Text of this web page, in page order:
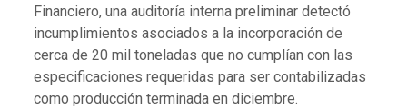
Financiero, una auditoría interna preliminar detectó
incumplimientos asociados a la incorporación de
cerca de 20 mil toneladas que no cumplían con las
especificaciones requeridas para ser contabilizadas
como producción terminada en diciembre.